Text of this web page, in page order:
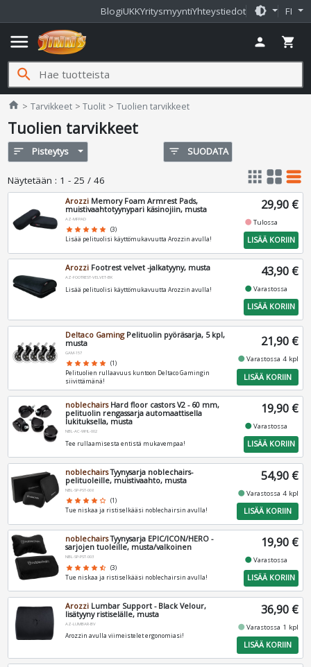
BlogiUKKYritysmyyntiYhteystiedot brightness_medium FI
menu person shopping_cart
search
home Jimms.fi
Tarvikkeet Tuolit Tuolien tarvikkeet
Tuolien tarvikkeet
sort Pisteytys filter_list SUODATA
Näytetään : 1 - 25 / 46 apps grid_view table_rows
Arozzi Memory Foam Armrest Pads,
muistivaahtotyynypari käsinojiin, musta
AZ-MFPAD
star star star star star (3)
Lisää pelituolisi käyttömukavuutta Arozzin avulla!
29,90 €
fiber_manual_recordTulossa
LISÄÄ KORIIN
Arozzi Footrest velvet -jalkatyyny, musta
AZ-FOOTREST-VELVET-BK
Lisää pelituolisi käyttömukavuutta Arozzin avulla!
43,90 €
fiber_manual_recordVarastossa
LISÄÄ KORIIN
Deltaco GamingPelituolin pyöräsarja, 5 kpl,
musta
GAM-157
star star star star star (1)
Pelituolien rullaavuus kuntoon Deltaco Gamingin
siivittämänä!
21,90 €
fiber_manual_recordVarastossa 4 kpl
LISÄÄ KORIIN
noblechairsHard floor castors V2 - 60 mm,
pelituolin rengassarja automaattisella
lukituksella, musta
NBL-AC-WHL-002
Tee rullaamisesta entistä mukavempaa!
19,90 €
fiber_manual_recordVarastossa
LISÄÄ KORIIN
noblechairsTyynysarja noblechairs-
pelituoleille, muistivaahto, musta
NBL-SP-PST-008
star star star star star_border (1)
Tue niskaa ja ristiselkääsi noblechairsin avulla!
54,90 €
fiber_manual_recordVarastossa 4 kpl
LISÄÄ KORIIN
noblechairsTyynysarja EPIC/ICON/HERO -
sarjojen tuoleille, musta/valkoinen
NBL-SP-PST-003
star star star star star_half (3)
Tue niskaa ja ristiselkääsi noblechairsin avulla!
19,90 €
fiber_manual_recordVarastossa
LISÄÄ KORIIN
Arozzi Lumbar Support - Black Velour,
lisätyyny ristiselälle, musta
AZ-LUMBAR-BV
Arozzin avulla viimeistelet ergonomiasi!
36,90 €
fiber_manual_recordVarastossa 1 kpl
LISÄÄ KORIIN